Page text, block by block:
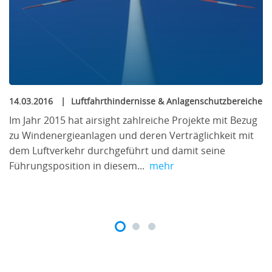
Mittellinie und Aufsetzzone) und Befeuerung (z.B.
Mittellinien- und Anflugbefeuerung)
Schulter und Streifen der Start- und Landebahn
Anforderungen an die Hindernisfreiheit
Auslegung von Rollbahn und Vorfeld
Planung, Auslegung und Konfiguration von
Rollbahnsystemen und Vorfeldern
Berücksichtigung spezifischer Anforderungen der
kritische Luftfahrzeugtypen und des Verkehrsmixes
Führung von Luftfahrzeugen im Rollbahnsystem
14.03.2016 Luftfahrthindernisse & Anlagenschutzbereiche
Im Jahr 2015 hat airsight zahlreiche Projekte mit Bezug
zu Windenergieanlagen und deren Verträglichkeit mit
dem Luftverkehr durchgeführt und damit seine
Führungsposition in diesem... mehr